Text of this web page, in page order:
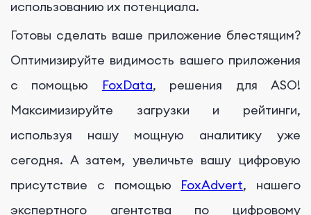
использованию их потенциала.
Готовы сделать ваше приложение блестящим?
Оптимизируйте видимость вашего приложения
с помощью FoxData, решения для ASO!
Максимизируйте загрузки и рейтинги,
используя нашу мощную аналитику уже
сегодня. А затем, увеличьте вашу цифровую
присутствие с помощью FoxAdvert, нашего
экспертного агентства по цифровому